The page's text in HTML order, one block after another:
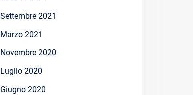
Settembre 2021
Marzo 2021
Novembre 2020
Luglio 2020
Giugno 2020